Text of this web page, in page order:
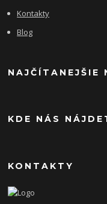
Kontakty
Blog
NAJČÍTANEJŠIE
KDE NÁS
KONTAKTY